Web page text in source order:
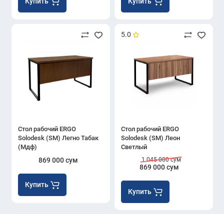
Стол рабочий ERGO
Solodesk (SM) Легно Табак
(Мдф)
869 000 сум
Купить
5.0
Стол рабочий ERGO
Solodesk (SM) Леон
Светлый
869 000 сум
1 045 000 сум
Купить